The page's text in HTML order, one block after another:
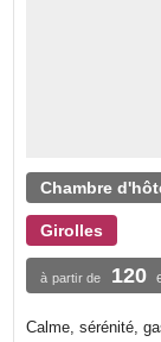
Chambre
Girolles
à partir de 120
Calme, sérénité,